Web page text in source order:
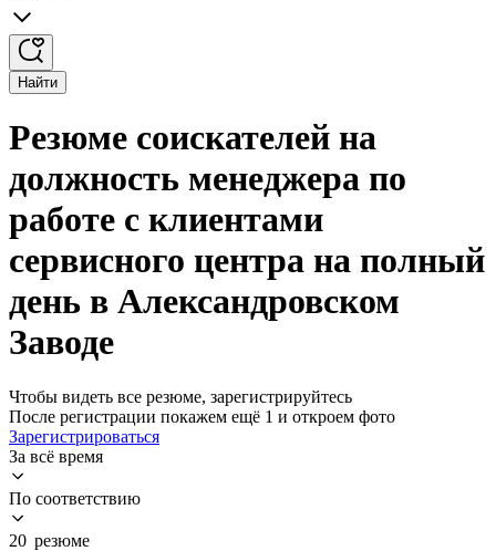
Найти
Резюме соискателей на
должность менеджера по
работе с клиентами
сервисного центра на полный
день в Александровском
Заводе
Чтобы видеть все резюме, зарегистрируйтесь
После регистрации покажем ещё 1 и откроем фото
Зарегистрироваться
За всё время
По соответствию
20 резюме